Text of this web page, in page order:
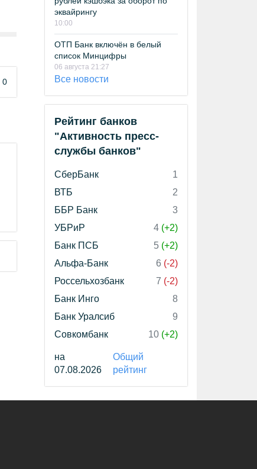
0
эквайрингу
10:00
ОТП Банк включён в белый
список Минцифры
06 августа 21:27
Все новости
Рейтинг банков
"Активность пресс-
службы банков"
СберБанк
1
ВТБ
2
ББР Банк
3
УБРиР
4 (+2)
Банк ПСБ
5 (+2)
Альфа-Банк
6 (-2)
Россельхозбанк
7 (-2)
Банк Инго
8
Банк Уралсиб
9
Совкомбанк
10 (+2)
на
07.08.2026
Общий
рейтинг